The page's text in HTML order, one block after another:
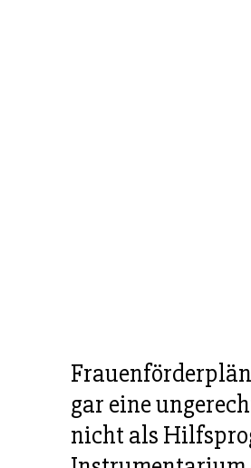
gar eine
nicht als